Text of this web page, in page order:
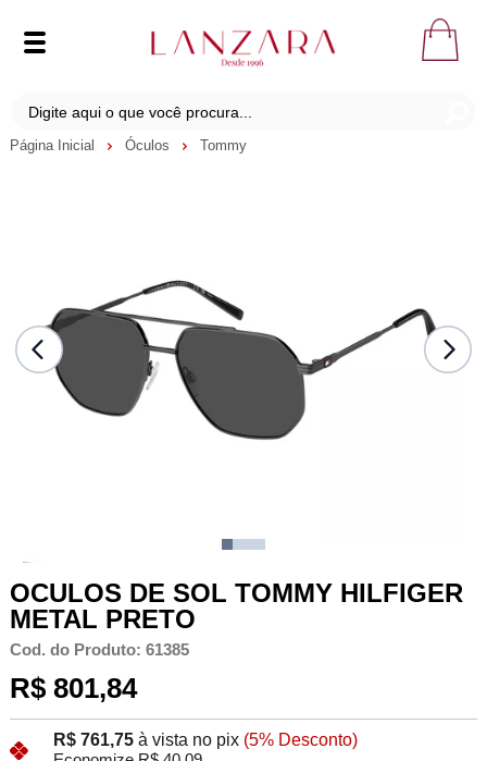
Página Inicial Óculos Tommy
OCULOS DE SOL TOMMY HILFIGER
METAL PRETO
Cod. do Produto: 61385
R$ 801,84
R$ 761,75 à vista no pix (5% Desconto)